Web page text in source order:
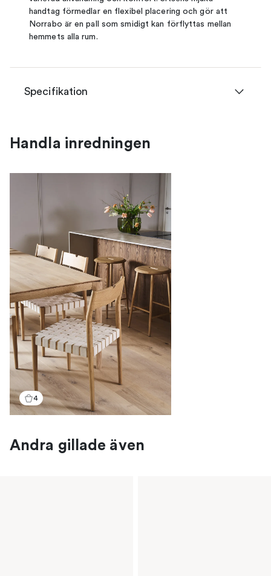
handtag förmedlar en flexibel placering och gör att
Norrabo är en pall som smidigt kan förflyttas mellan
hemmets alla rum.
Specifikation
Handla inredningen
4
Andra gillade även